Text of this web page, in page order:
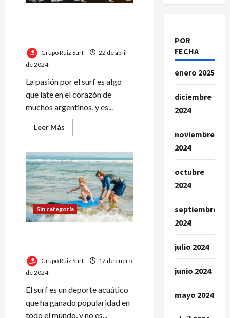
Grupo Ruiz Surf
22 de abril
de 2024
La pasión por el surf es algo
que late en el corazón de
muchos argentinos, y es...
Leer Más
más
La
Asociación
de
Surf
Argentina:
un
faro
en
el
deporte
Sin categoría
Grupo Ruiz Surf
12 de enero
de 2024
El surf es un deporte acuático
que ha ganado popularidad en
todo el mundo, y no es...
POR
FECHA
enero 2025
diciembre
2024
noviembre
2024
octubre
2024
septiembre
2024
julio 2024
junio 2024
mayo 2024